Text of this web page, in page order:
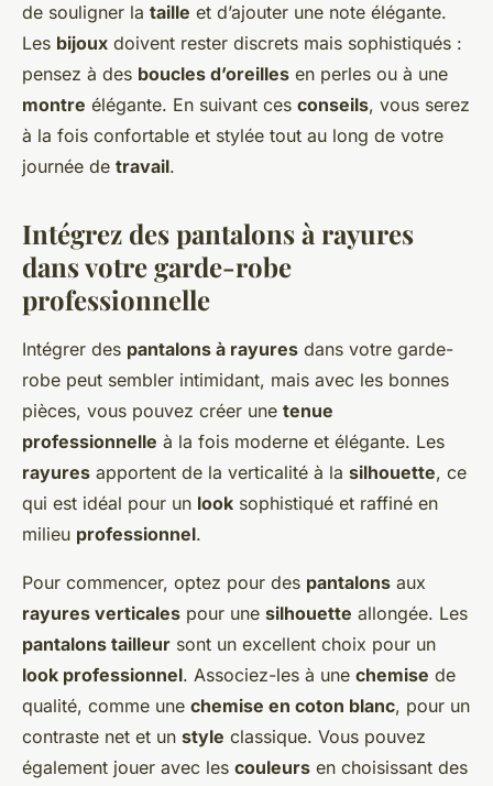
de souligner la taille et d’ajouter une note élégante.
Les bijoux doivent rester discrets mais sophistiqués :
pensez à des boucles d’oreilles en perles ou à une
montre élégante. En suivant ces conseils, vous serez
à la fois confortable et stylée tout au long de votre
journée de travail.
Intégrez des pantalons à rayures
dans votre garde-robe
professionnelle
Intégrer des pantalons à rayures dans votre garde-
robe peut sembler intimidant, mais avec les bonnes
pièces, vous pouvez créer une tenue
professionnelle à la fois moderne et élégante. Les
rayures apportent de la verticalité à la silhouette, ce
qui est idéal pour un look sophistiqué et raffiné en
milieu professionnel.
Pour commencer, optez pour des pantalons aux
rayures verticales pour une silhouette allongée. Les
pantalons tailleur sont un excellent choix pour un
look professionnel. Associez-les à une chemise de
qualité, comme une chemise en coton blanc, pour un
contraste net et un style classique. Vous pouvez
également jouer avec les couleurs en choisissant des